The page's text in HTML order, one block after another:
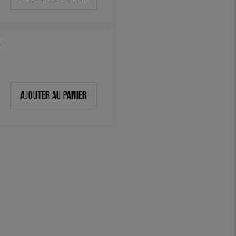
Ajouter au panier